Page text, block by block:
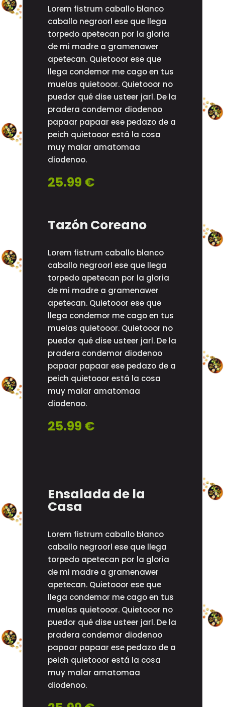
Lorem fistrum caballo blanco
caballo negroorl ese que llega
torpedo apetecan por la gloria
de mi madre a gramenawer
apetecan. Quietooor ese que
llega condemor me cago en tus
muelas quietooor. Quietooor no
puedor qué dise usteer jarl. De la
pradera condemor diodenoo
papaar papaar ese pedazo de a
peich quietooor está la cosa
muy malar amatomaa
diodenoo.
25.99 €
Tazón Coreano
Lorem fistrum caballo blanco
caballo negroorl ese que llega
torpedo apetecan por la gloria
de mi madre a gramenawer
apetecan. Quietooor ese que
llega condemor me cago en tus
muelas quietooor. Quietooor no
puedor qué dise usteer jarl. De la
pradera condemor diodenoo
papaar papaar ese pedazo de a
peich quietooor está la cosa
muy malar amatomaa
diodenoo.
25.99 €
Ensalada de la
Casa
Lorem fistrum caballo blanco
caballo negroorl ese que llega
torpedo apetecan por la gloria
de mi madre a gramenawer
apetecan. Quietooor ese que
llega condemor me cago en tus
muelas quietooor. Quietooor no
puedor qué dise usteer jarl. De la
pradera condemor diodenoo
papaar papaar ese pedazo de a
peich quietooor está la cosa
muy malar amatomaa
diodenoo.